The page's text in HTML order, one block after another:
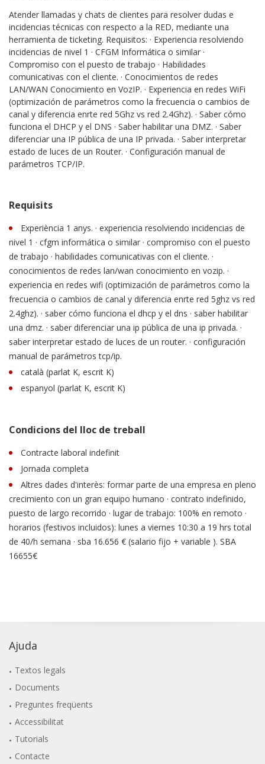
Atender llamadas y chats de clientes para resolver dudas e
incidencias técnicas con respecto a la RED, mediante una
herramienta de ticketing. Requisitos: · Experiencia resolviendo
incidencias de nivel 1 · CFGM Informática o similar ·
Compromiso con el puesto de trabajo · Habilidades
comunicativas con el cliente. · Conocimientos de redes
LAN/WAN Conocimiento en VozIP. · Experiencia en redes WiFi
(optimización de parámetros como la frecuencia o cambios de
canal y diferencia enrte red 5Ghz vs red 2.4Ghz). · Saber cómo
funciona el DHCP y el DNS · Saber habilitar una DMZ. · Saber
diferenciar una IP pública de una IP privada. · Saber interpretar
estado de luces de un Router. · Configuración manual de
parámetros TCP/IP.
Requisits
Experiència 1 anys. · experiencia resolviendo incidencias de
nivel 1 · cfgm informática o similar · compromiso con el puesto
de trabajo · habilidades comunicativas con el cliente. ·
conocimientos de redes lan/wan conocimiento en vozip. ·
experiencia en redes wifi (optimización de parámetros como la
frecuencia o cambios de canal y diferencia enrte red 5ghz vs red
2.4ghz). · saber cómo funciona el dhcp y el dns · saber habilitar
una dmz. · saber diferenciar una ip pública de una ip privada. ·
saber interpretar estado de luces de un router. · configuración
manual de parámetros tcp/ip.
català (parlat K, escrit K)
espanyol (parlat K, escrit K)
Condicions del lloc de treball
Contracte laboral indefinit
Jornada completa
Altres dades d'interès: formar parte de una empresa en pleno
crecimiento con un gran equipo humano · contrato indefinido,
puesto de largo recorrido · lugar de trabajo: 100% en remoto ·
horarios (festivos incluidos): lunes a viernes 10:30 a 19 hrs total
de 40/h semana · sba 16.656 € (salario fijo + variable ). SBA
16655€
Ajuda
Textos legals
Documents
Preguntes freqüents
Accessibilitat
Tutorials
Contacte